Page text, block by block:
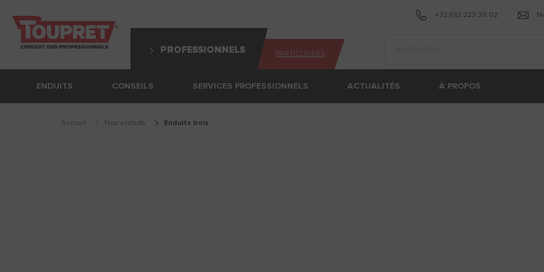
PROFESSIONNELS PARTICULIERS
+32 (0)2 223 39 02
ENDUITS CONSEILS SERVICES PROFESSIONNELS ACTUALITÉS À PROPOS
Accueil Nos enduits enduits bois